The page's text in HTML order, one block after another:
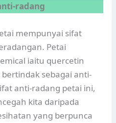
radang
mempunyai sifat
Petai
iaitu quercetin
sebagai anti-
anti-radang petai ini,
kita daripada
yang berpunca